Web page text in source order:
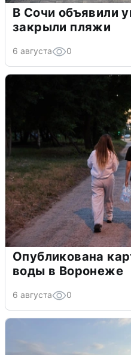
В Сочи объявили
закрыли пляжи
6 августа 0
Опубликована
воды в Воронеже
6 августа 0